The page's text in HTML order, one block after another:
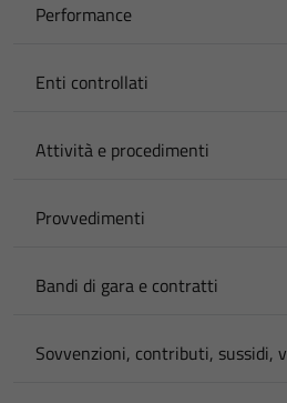
Performance
Enti controllati
Attività e procedimenti
Provvedimenti
Bandi di gara e contratti
Sovvenzioni, contributi, sussidi,